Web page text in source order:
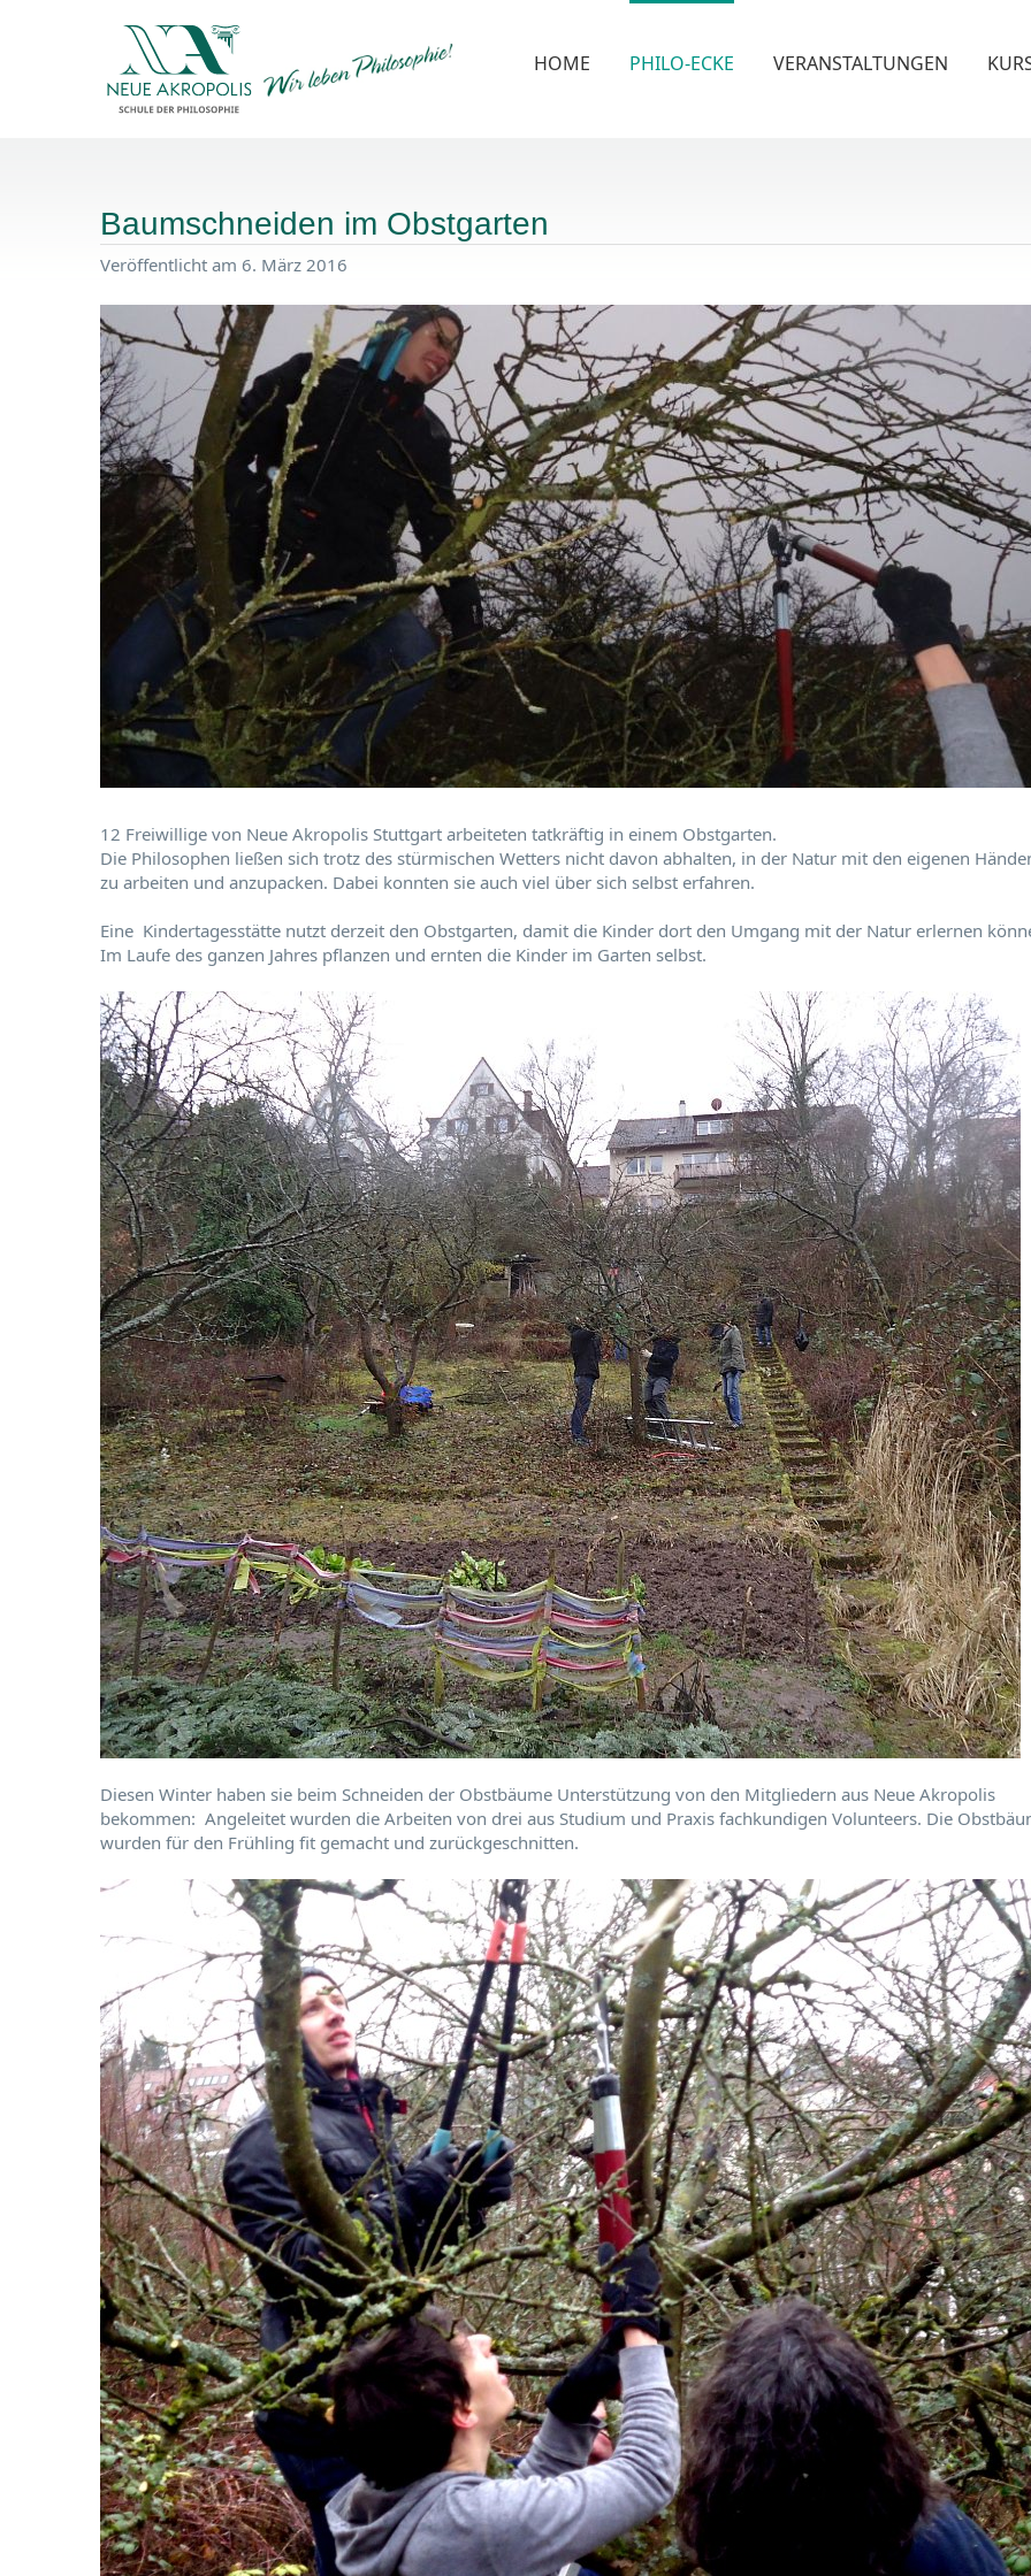
HOME PHILO-ECKE VERANSTALTUNGEN
Baumschneiden im Obstgarten
Veröffentlicht am 6. März 2016
12 Freiwillige von Neue Akropolis Stuttgart arbeiteten tatkräftig in einem Obstgarten.
Die Philosophen ließen sich trotz des stürmischen Wetters nicht davon abhalten, in der Natur mit den eigenen
zu arbeiten und anzupacken. Dabei konnten sie auch viel über sich selbst erfahren.
Eine Kindertagesstätte nutzt derzeit den Obstgarten, damit die Kinder dort den Umgang mit der Natur erlernen
Im Laufe des ganzen Jahres pflanzen und ernten die Kinder im Garten selbst.
Diesen Winter haben sie beim Schneiden der Obstbäume Unterstützung von den Mitgliedern aus Neue Akropolis
bekommen: Angeleitet wurden die Arbeiten von drei aus Studium und Praxis fachkundigen Volunteers. Die
wurden für den Frühling fit gemacht und zurückgeschnitten.